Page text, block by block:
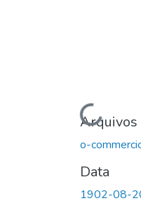
Carregando...
Arquivos
o-
Data
1902-08-